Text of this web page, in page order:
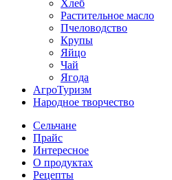
Хлеб
Растительное масло
Пчеловодство
Крупы
Яйцо
Чай
Ягода
АгроТуризм
Народное творчество
Сельчане
Прайс
Интересное
О продуктах
Рецепты